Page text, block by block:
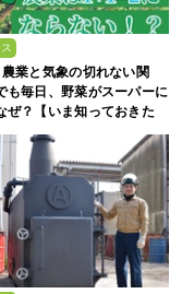
農業と気象の切れない関
も毎日、野菜がスーパーに
ぜ？【いま知っておきた
らの”食”の話】